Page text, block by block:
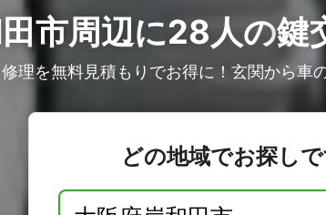
市周辺に28人の鍵
理を無料見積もりでお得に！玄関から車
どの地域でお探し